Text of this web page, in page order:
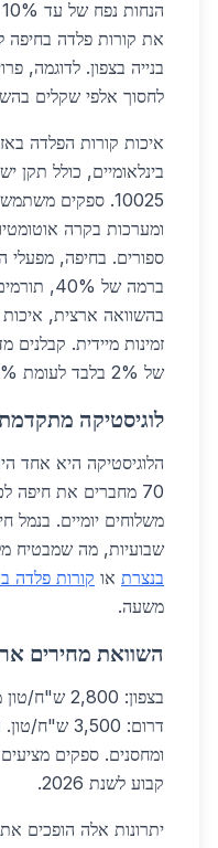
את קורות פלדה בחיפה
בנייה בצפון. לדוגמה,
לחסוך אלפי שקלים
איכות קורות הפלדה
10025. ספקים
ומערכות בקרה
ספורים. בחיפה, מפעלי
ברמה של
בהשוואה ארצית,
זמינות מיידית. קבלנים
של 2% בלבד לעומת 5% בדרום.
לוגיסטיקה
70 מחברים את חיפה
משלוחים יומיים. בנמל
שבועיות, מה שמבטיח
בנצרת או קורות פלדה
משעה.
השוואת מחירים ארצית
דרום: 3,500
ומחסנים. ספקים
קבוע לשנת 2026.
יתרונות אלה הופכים